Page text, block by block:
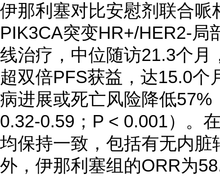
伊那利塞对比安慰剂联合
PIK3CA突变HR+/HER2-局
线治疗，中位随访21.3个月
超双倍PFS获益，达15.0个
病进展或死亡风险降低
0.32-0.59；P < 0.001）。
均保持一致，包括有无内
外，伊那利塞组的ORR为